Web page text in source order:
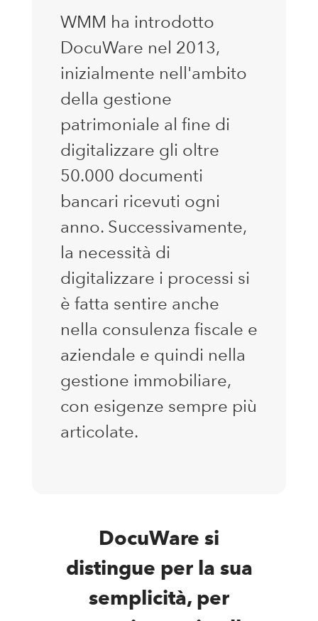
WMM ha introdotto
DocuWare nel 2013,
inizialmente nell'ambito
della gestione
patrimoniale al fine di
digitalizzare gli oltre
50.000 documenti
bancari ricevuti ogni
anno. Successivamente,
la necessità di
digitalizzare i processi si
è fatta sentire anche
nella consulenza fiscale e
aziendale e quindi nella
gestione immobiliare,
con esigenze sempre più
articolate.
DocuWare si
distingue per la sua
semplicità, per